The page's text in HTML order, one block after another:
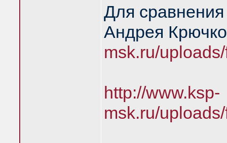
Для
Андрея
msk.ru/
http://www.ksp-
msk.ru/